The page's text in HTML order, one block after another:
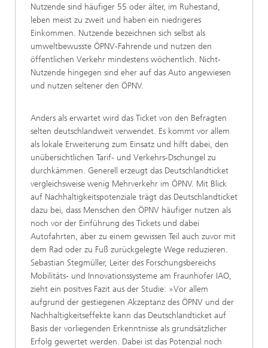
Nutzende sind häufiger 55 oder älter, im Ruhestand,
leben meist zu zweit und haben ein niedrigeres
Einkommen. Nutzende bezeichnen sich selbst als
umweltbewusste ÖPNV-Fahrende und nutzen den
öffentlichen Verkehr mindestens wöchentlich. Nicht-
Nutzende hingegen sind eher auf das Auto angewiesen
und nutzen seltener den ÖPNV.
Anders als erwartet wird das Ticket von den Befragten
selten deutschlandweit verwendet. Es kommt vor allem
als lokale Erweiterung zum Einsatz und hilft dabei, den
unübersichtlichen Tarif- und Verkehrs-Dschungel zu
durchkämmen. Generell erzeugt das Deutschlandticket
vergleichsweise wenig Mehrverkehr im ÖPNV. Mit Blick
auf Nachhaltigkeitspotenziale trägt das Deutschlandticket
dazu bei, dass Menschen den ÖPNV häufiger nutzen als
noch vor der Einführung des Tickets und dabei
Autofahrten, aber zu einem gewissen Teil auch zuvor mit
dem Rad oder zu Fuß zurückgelegte Wege reduzieren.
Sebastian Stegmüller, Leiter des Forschungsbereichs
Mobilitäts- und Innovationssysteme am Fraunhofer IAO,
zieht ein positves Fazit aus der Studie: »Vor allem
aufgrund der gestiegenen Akzeptanz des ÖPNV und der
Nachhaltigkeitseffekte kann das Deutschlandticket auf
Basis der vorliegenden Erkenntnisse als grundsätzlicher
Erfolg gewertet werden. Dabei ist das Potenzial noch